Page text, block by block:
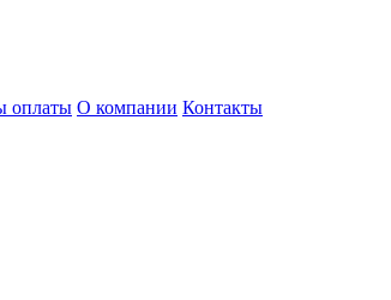
оплаты О компании Контакты